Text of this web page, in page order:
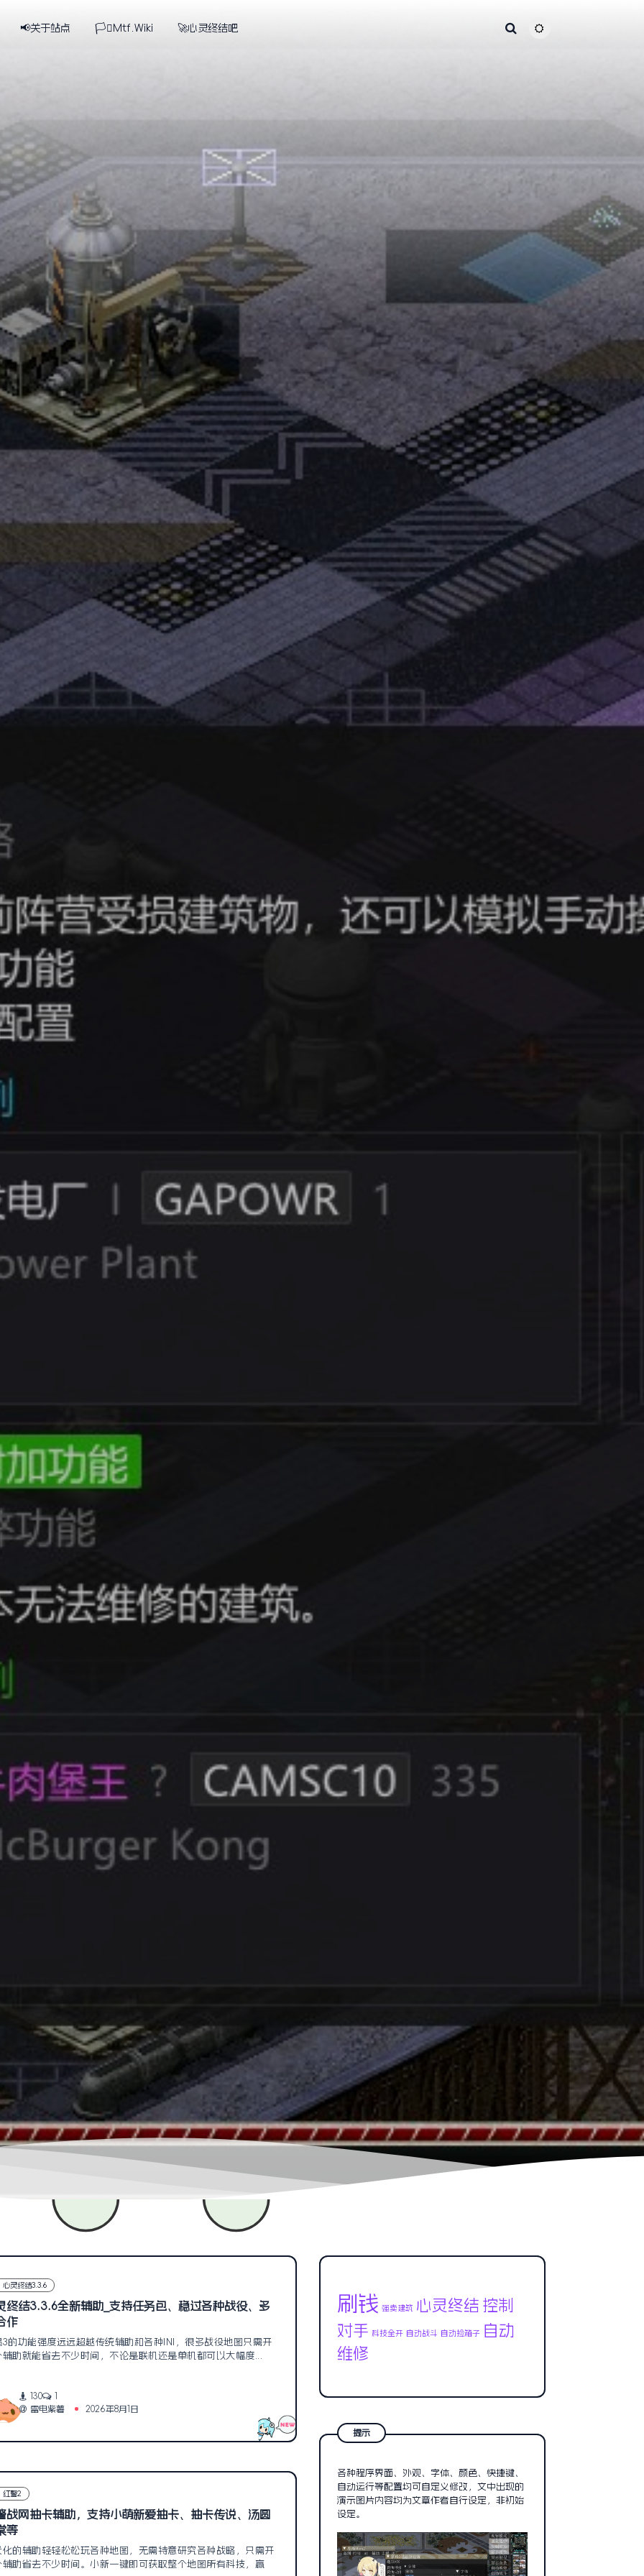
📢关于站点 🏳️‍⚧️Mtf.Wiki 🚀心灵终结吧 主题颜色切换
心灵终结3.3.6
终结3.3.6全新辅助_支持任务包、稳过各种战役、多
作
3的功能强度远远超越传统辅助和各种INI，很多战役地图只需开
辅助就能省去不少时间，不论是联机还是单机都可以大幅度...
130
雷电紫薯
2026年8月1日
红警2
战网抽卡辅助，支持小萌新爱抽卡、抽卡传说、汤圆
等
化的辅助轻轻松松玩各种地图，无需特意研究各种战略，只需开
辅助省去不少时间。小新一键即可获取整个地图所有科技，赢
刷钱 强卖建筑 心灵终结 控制
对手 科技全开 自动战斗 自动捡箱子
自动
维修
提示
各种程序界面、外观、字体、颜色、快捷键、
自动运行等配置均可自定义修改，文中出现的
演示图片内容均为文章作者自行设定，非初始
设定。